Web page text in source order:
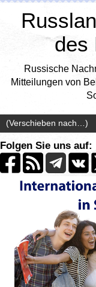
des
Russische
Mitteilungen von
Folgen Sie uns auf: